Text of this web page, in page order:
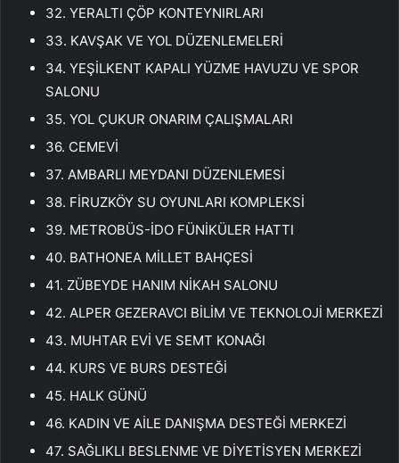
32. YERALTI ÇÖP KONTEYNIRLARI
33. KAVŞAK VE YOL DÜZENLEMELERİ
34. YEŞİLKENT KAPALI YÜZME HAVUZU VE SPOR
SALONU
35. YOL ÇUKUR ONARIM ÇALIŞMALARI
36. CEMEVİ
37. AMBARLI MEYDANI DÜZENLEMESİ
38. FİRUZKÖY SU OYUNLARI KOMPLEKSİ
39. METROBÜS-İDO FÜNİKÜLER HATTI
40. BATHONEA MİLLET BAHÇESİ
41. ZÜBEYDE HANIM NİKAH SALONU
42. ALPER GEZERAVCI BİLİM VE TEKNOLOJİ MERKEZİ
43. MUHTAR EVİ VE SEMT KONAĞI
44. KURS VE BURS DESTEĞİ
45. HALK GÜNÜ
46. KADIN VE AİLE DANIŞMA DESTEĞİ MERKEZİ
47. SAĞLIKLI BESLENME VE DİYETİSYEN MERKEZİ